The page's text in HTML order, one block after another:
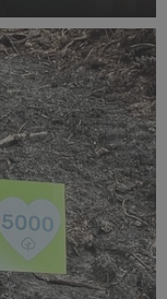
webina...